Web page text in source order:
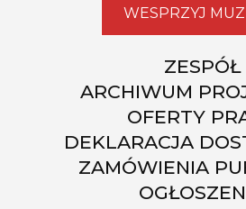
WESPRZYJ
ZESPÓŁ
ARCHIWUM
OFERTY
DEKLARACJA
ZAMÓWIENIA